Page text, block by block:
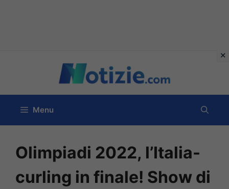
contenuto
Menu
Olimpiadi 2022, l’Italia-
curling in finale! Show di